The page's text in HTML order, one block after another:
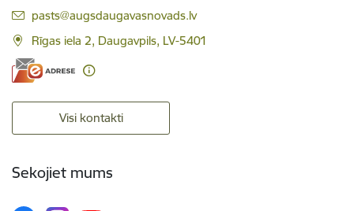
E-pasts:
pasts@augsdaugavasnovads.lv
Rīgas iela 2, Daugavpils, LV-5401
Visi kontakti
Sekojiet mums